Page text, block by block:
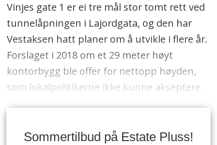
Vinjes gate 1 er ei tre mål stor tomt rett ved
tunnelåpningen i Lajordgata, og den har
Vestaksen hatt planer om å utvikle i flere år.
Forslaget i 2018 om et 29 meter høyt
kontorbygg ble offer for nettopp høyden,
som lokalpolitikerne ikke kunne akseptere.
Sommertilbud på Estate Pluss!